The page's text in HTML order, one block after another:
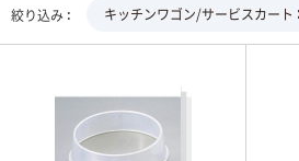
絞り込み キッチンワゴン/サービスカート